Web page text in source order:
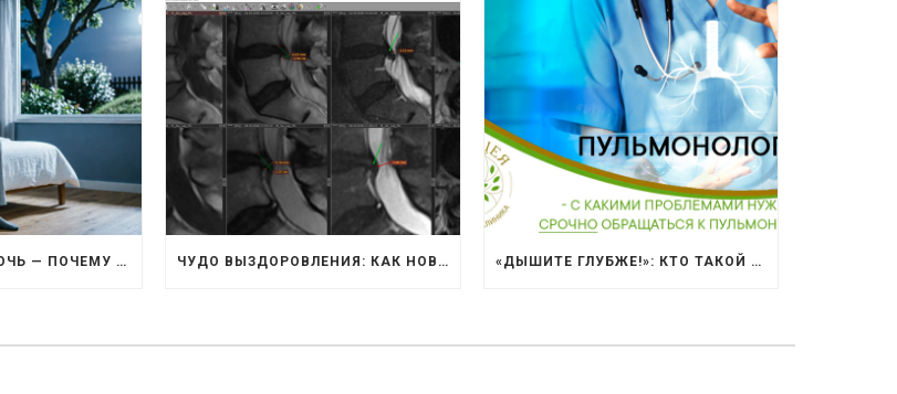
СОН В ЛЕТНЮЮ НОЧЬ — ПОЧЕМУ В ЖАРУ МЫ СПИМ ХУЖЕ И КАК ЭТО ИСПРАВИТЬ ЧУДО ВЫЗДОРОВЛЕНИЯ: КАК НОВЫЙ МЕТОД ЛЕЧЕНИЯ ИЗБАВИЛ ПАЦИЕНТКУ ОТ БОЛИ В СПИНЕ «ДЫШИТЕ ГЛУБЖЕ!»: КТО ТАКОЙ ПУЛЬМОНОЛОГ И КОГДА БЕЗ НЕГО НЕ ОБОЙТИСЬ